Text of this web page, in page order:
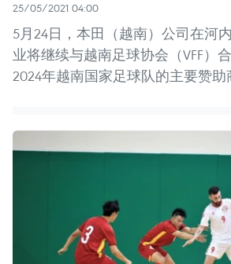
25/05/2021 04:00
5月24日，本田（越南）公司在河
业将继续与越南足球协会（VFF）
2024年越南国家足球队的主要赞助